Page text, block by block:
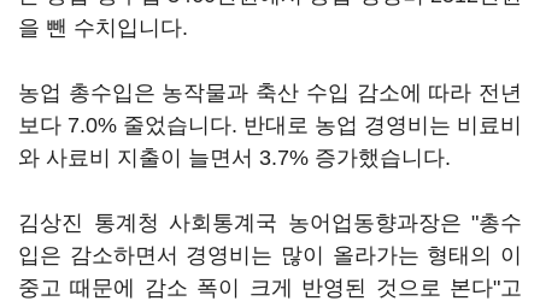
을 뺀 수치입니다.
농업 총수입은 농작물과 축산 수입 감소에 따라 전년
보다 7.0% 줄었습니다. 반대로 농업 경영비는 비료비
와 사료비 지출이 늘면서 3.7% 증가했습니다.
김상진 통계청 사회통계국 농어업동향과장은 "총수
입은 감소하면서 경영비는 많이 올라가는 형태의 이
중고 때문에 감소 폭이 크게 반영된 것으로 본다"고